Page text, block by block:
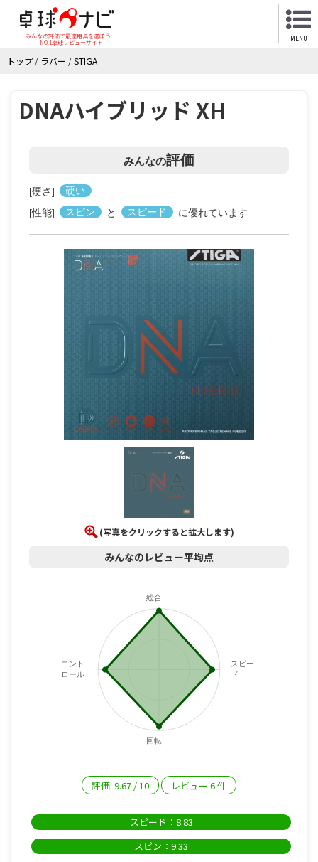
みんなの評価で最適用具を選ぼう！
NO.1卓球レビューサイト
MENU
トップ / ラバー /STIGA
DNAハイブリッド XH
みんなの評価
[硬さ]
硬い
[性能]
スピン と スピード に優れています
(写真をクリックすると拡大します)
みんなのレビュー平均点
総合
スピー
ド
回転
コント
ロール
評価: 9.67 / 10 レビュー 6件
スピード：8.83
スピン：9.33